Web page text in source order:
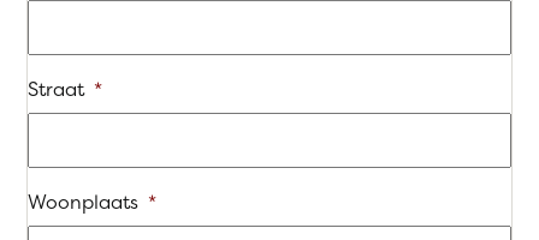
Straat *
Woonplaats *